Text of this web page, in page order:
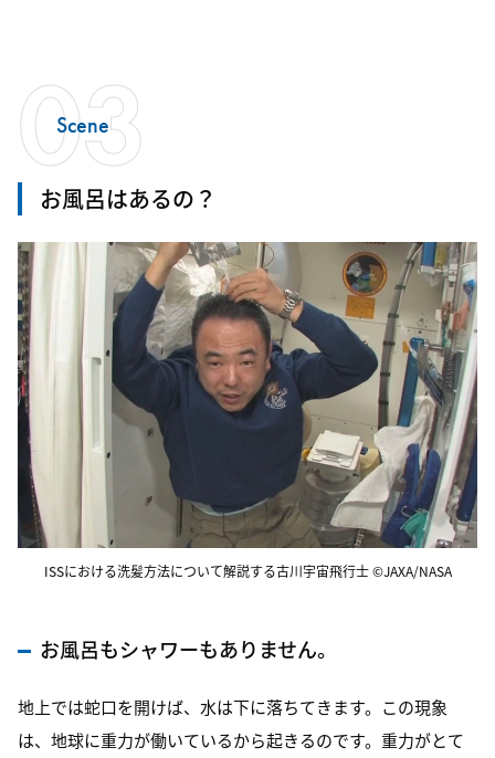
03
Scene
お風呂はあるの？
ISSにおける洗髪方法について解説する古川宇宙飛行士 ©JAXA/NASA
お風呂もシャワーもありません。
地上では蛇口を開けば、水は下に落ちてきます。この現象
は、地球に重力が働いているから起きるのです。重力がとて